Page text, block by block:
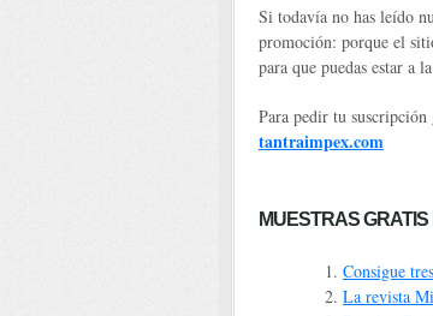
Si todavía no has leído
promoción: porque el
para que puedas estar a
Para pedir tu
tantraimpex.com
MUESTRAS
Consigue
La revista